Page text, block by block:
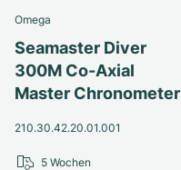
Omega
Seamaster Diver
300M Co-Axial
Master Chronometer
210.30.42.20.01.001
5 Wochen